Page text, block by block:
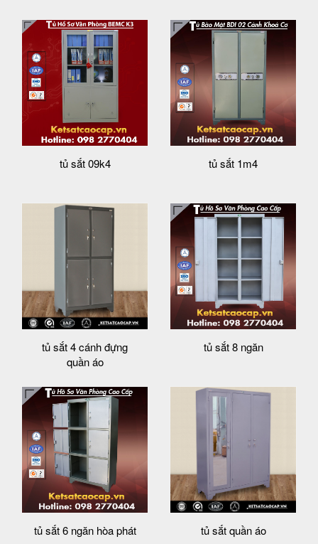
tủ sắt 09k4 tủ sắt 1m4
tủ sắt 4 cánh đựng
quần áo
tủ sắt 8 ngăn
tủ sắt 6 ngăn hòa phát tủ sắt quần áo